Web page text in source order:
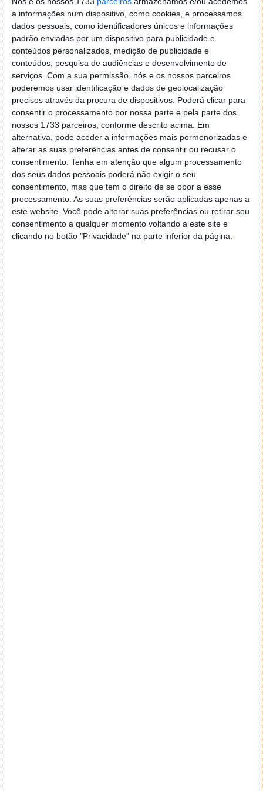
a informações num dispositivo, como cookies, e processamos
dados pessoais, como identificadores únicos e informações
padrão enviadas por um dispositivo para publicidade e
conteúdos personalizados, medição de publicidade e
conteúdos, pesquisa de audiências e desenvolvimento de
serviços. Com a sua permissão, nós e os nossos parceiros
poderemos usar identificação e dados de geolocalização
precisos através da procura de dispositivos. Poderá clicar para
consentir o processamento por nossa parte e pela parte dos
nossos 1733 parceiros, conforme descrito acima. Em
alternativa, pode aceder a informações mais pormenorizadas e
alterar as suas preferências antes de consentir ou recusar o
consentimento. Tenha em atenção que algum processamento
dos seus dados pessoais poderá não exigir o seu
consentimento, mas que tem o direito de se opor a esse
processamento. As suas preferências serão aplicadas apenas a
este website. Você pode alterar suas preferências ou retirar seu
consentimento a qualquer momento voltando a este site e
clicando no botão "Privacidade" na parte inferior da página.
tipo. Destaque para as funções que auxiliam na
escrita de código fonte.
O TextWrangler oferece suporte a dezenas de
linguagens de programação como o C, Java, HTML,
CSS, PHP, Python, Perl, SQL, etc... As cores são
introduzidas automaticamente pelo TextWrangler
para permitir uma percepção mais rápida do código.
Além disso, outra opção interessante deste editor de
texto é a possibilidade de podermos bloquear a
edição do documento para que quando não
estivermos a trabalhar nesse documento, não ser
possível escrever algo por engano no código.
Homepage:TextWrangler